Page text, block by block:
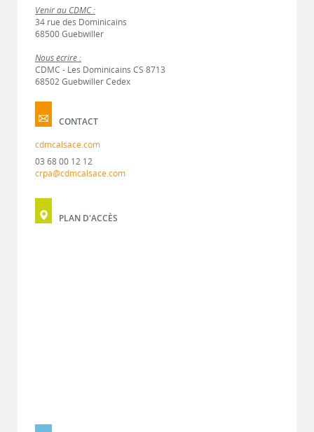
Venir au CDMC :
34 rue des Dominicains
68500 Guebwiller
Nous écrire :
CDMC - Les Dominicains CS 8713
68502 Guebwiller Cedex
CONTACT
cdmcalsace.com
03 68 00 12 12
crpa@cdmcalsace.com
PLAN D'ACCÈS